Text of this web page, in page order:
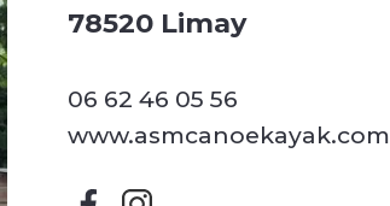
78520 Limay
06 62 46 05 56
www.asmcanoekayak.com